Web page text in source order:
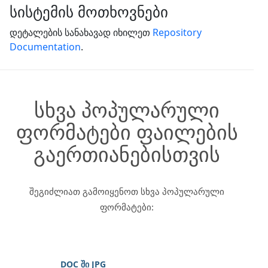
სისტემის მოთხოვნები
დეტალების სანახავად იხილეთ Repository
Documentation.
სხვა პოპულარული
ფორმატები ფაილების
გაერთიანებისთვის
შეგიძლიათ გამოიყენოთ სხვა პოპულარული
ფორმატები:
DOC ში JPG